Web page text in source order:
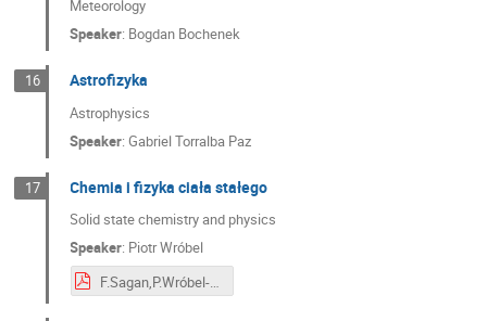
Meteorology
Speaker: Bogdan Bochenek
16 Astrofizyka
Astrophysics
Speaker:Gabriel Torralba Paz
17 Chemia i fizyka ciała stałego
Solid state chemistry and physics
Speaker: Piotr Wróbel
F.Sagan,P.Wróbel-Solid state chemistry and physics.pdf